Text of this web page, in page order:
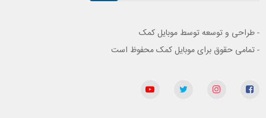
- طراحی و توسعه توسط موبایل کمک
- تمامی حقوق برای موبایل کمک محفوظ است